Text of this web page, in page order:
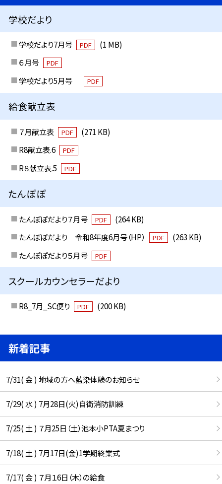
学校だより
学校だより7月号 PDF
(1 MB)
６月号
PDF
学校だより5月号 PDF
給食献立表
７月献立表 PDF
(271 KB)
R8献立表.6
PDF
R８献立表.5 PDF
たんぽぽ
たんぽぽだより７月号 PDF
(264 KB)
たんぽぽだより 令和8年度6月号（HP）
PDF
(263 KB)
たんぽぽだより５月号
PDF
スクールカウンセラーだより
R8_7月_SC便り PDF (200 KB)
新着記事
7/31( 金 ) 地域の方へ藍染体験のお知らせ
7/29( 水 ) 7月28日(火)自衛消防訓練
7/25( 土 ) ７月25日（土）池本小PTA夏まつり
7/18( 土 ) 7月17日(金)1学期終業式
7/17( 金 ) ７月１6日（木）の給食